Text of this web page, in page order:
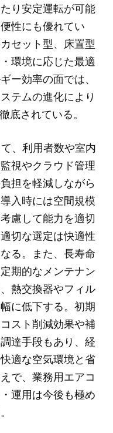
り安定運転が可能
性にも優れてい
セット型、床置型
環境に応じた最適
ー効率の面では、
テムの進化により
底されている。
、利用者数や室内
視やクラウド管理
担を軽減しながら
入時には空間規模
慮して能力を適切
切な選定は快適性
る。また、長寿命
期的なメンテナン
熱交換器やフィル
に低下する。初期
スト削減効果や補
達手段もあり、経
適な空気環境と省
で、業務用エアコ
運用は今後も極め